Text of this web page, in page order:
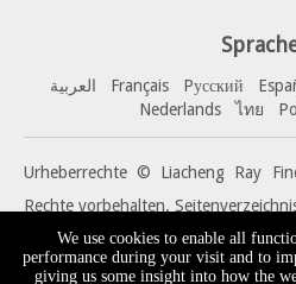
العربية Français Pусский
Nederlands
ไทย
Urheberrechte © Liacheng Ray
Rechte vorbehalten.
We use cookies to enable all
performance during your visit and to
giving us some insight into how the